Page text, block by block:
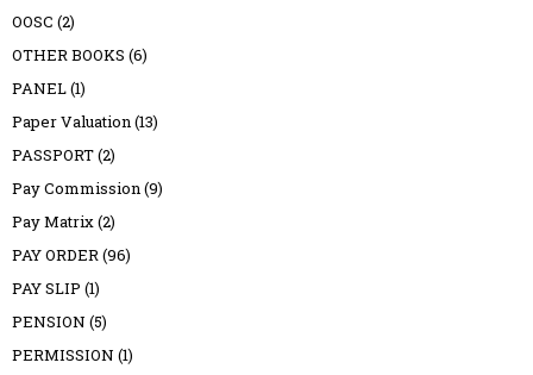
OOSC (2)
OTHER BOOKS (6)
PANEL(1)
Paper Valuation(13)
PASSPORT(2)
Pay Commission(9)
Pay Matrix(2)
PAY ORDER(96)
PAY SLIP (1)
PENSION (5)
PERMISSION (1)